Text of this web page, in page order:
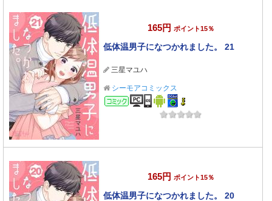
165円 ポイント15％
低体温男子になつかれました。 21
三星マユハ
シーモアコミックス
コミック
165円 ポイント15％
低体温男子になつかれました。 20